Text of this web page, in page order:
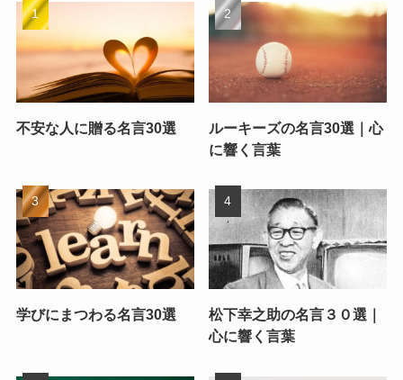
不安な人に贈る名言30選
ルーキーズの名言30選｜心
に響く言葉
学びにまつわる名言30選
松下幸之助の名言３０選｜
心に響く言葉